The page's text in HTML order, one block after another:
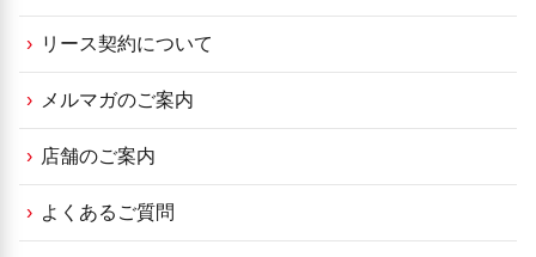
リース契約について
メルマガのご案内
店舗のご案内
よくあるご質問